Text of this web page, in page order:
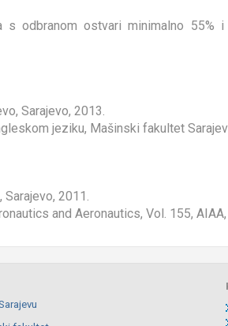
odbranom ostvari minimalno 55%
Sarajevo, 2013.
jeziku, Mašinski fakultet
2011.
and Aeronautics, Vol. 155,